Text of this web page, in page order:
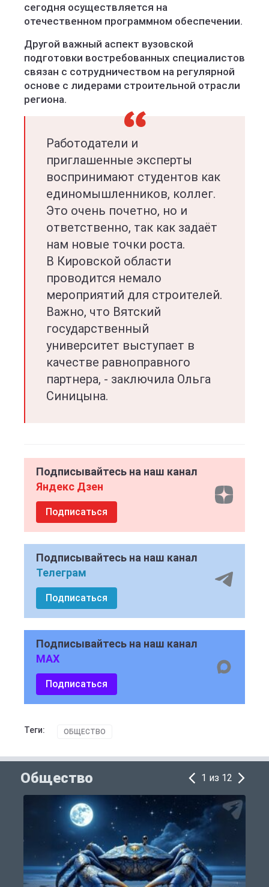
сегодня осуществляется на
отечественном программном обеспечении.
Другой важный аспект вузовской
подготовки востребованных специалистов
связан с сотрудничеством на регулярной
основе с лидерами строительной отрасли
региона.
Работодатели и
приглашенные эксперты
воспринимают студентов как
единомышленников, коллег.
Это очень почетно, но и
ответственно, так как задаёт
нам новые точки роста.
В Кировской области
проводится немало
мероприятий для строителей.
Важно, что Вятский
государственный
университет выступает в
качестве равноправного
партнера, - заключила Ольга
Синицына.
Подписывайтесь на наш канал
Яндекс Дзен
Подписаться
Подписывайтесь на наш канал
Телеграм
Подписаться
Подписывайтесь на наш канал
MAX
Подписаться
Теги: ОБЩЕСТВО
Общество 1 из 12